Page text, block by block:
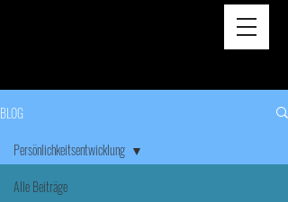
BLOG
Alle Beiträge
Persönlichkeitsentwicklung